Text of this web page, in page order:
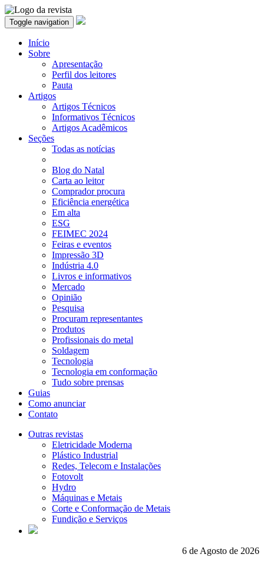
Toggle navigation
Início
Sobre
Apresentação
Perfil dos leitores
Pauta
Artigos
Artigos Técnicos
Informativos Técnicos
Artigos Acadêmicos
Seções
Todas as notícias
Blog do Natal
Carta ao leitor
Comprador procura
Eficiência energética
Em alta
ESG
FEIMEC 2024
Feiras e eventos
Impressão 3D
Indústria 4.0
Livros e informativos
Mercado
Opinião
Pesquisa
Procuram representantes
Produtos
Profissionais do metal
Soldagem
Tecnologia
Tecnologia em conformação
Tudo sobre prensas
Guias
Como anunciar
Contato
Outras revistas
Eletricidade Moderna
Plástico Industrial
Redes, Telecom e Instalações
Fotovolt
Hydro
Máquinas e Metais
Corte e Conformação de Metais
Fundição e Serviços
6 de Agosto de 2026